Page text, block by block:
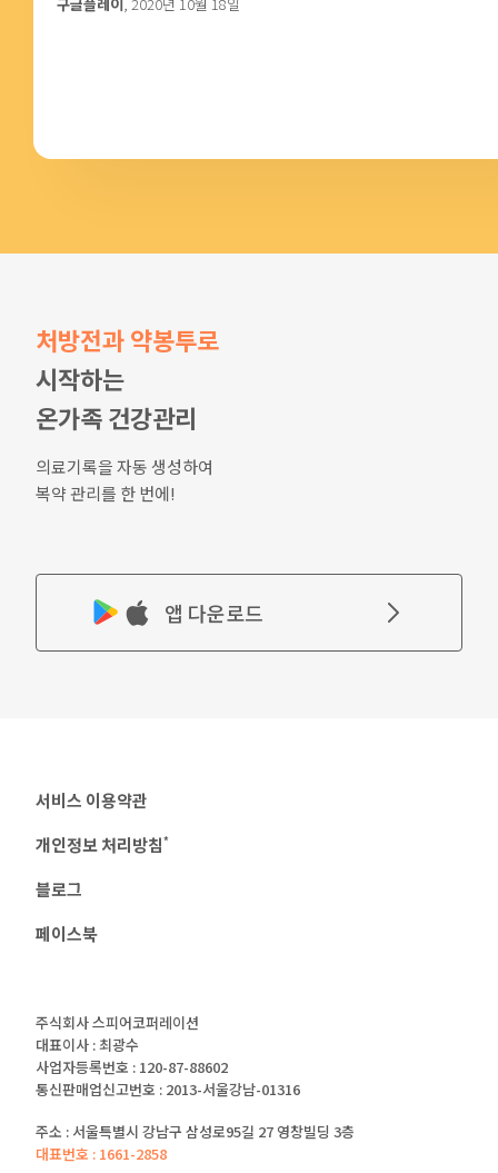
처방전과 약봉투로
시작하는
온가족 건강관리
의료기록을 자동 생성하여
복약 관리를 한 번에!
앱 다운로드
서비스 이용약관
개인정보 처리방침*
블로그
페이스북
주식회사 스피어코퍼레이션
대표이사 : 최광수
사업자등록번호 : 120-87-88602
통신판매업신고번호 : 2013-서울강남-01316
주소 : 서울특별시 강남구 삼성로95길 27 영창빌딩 3층
대표번호 : 1661-2858